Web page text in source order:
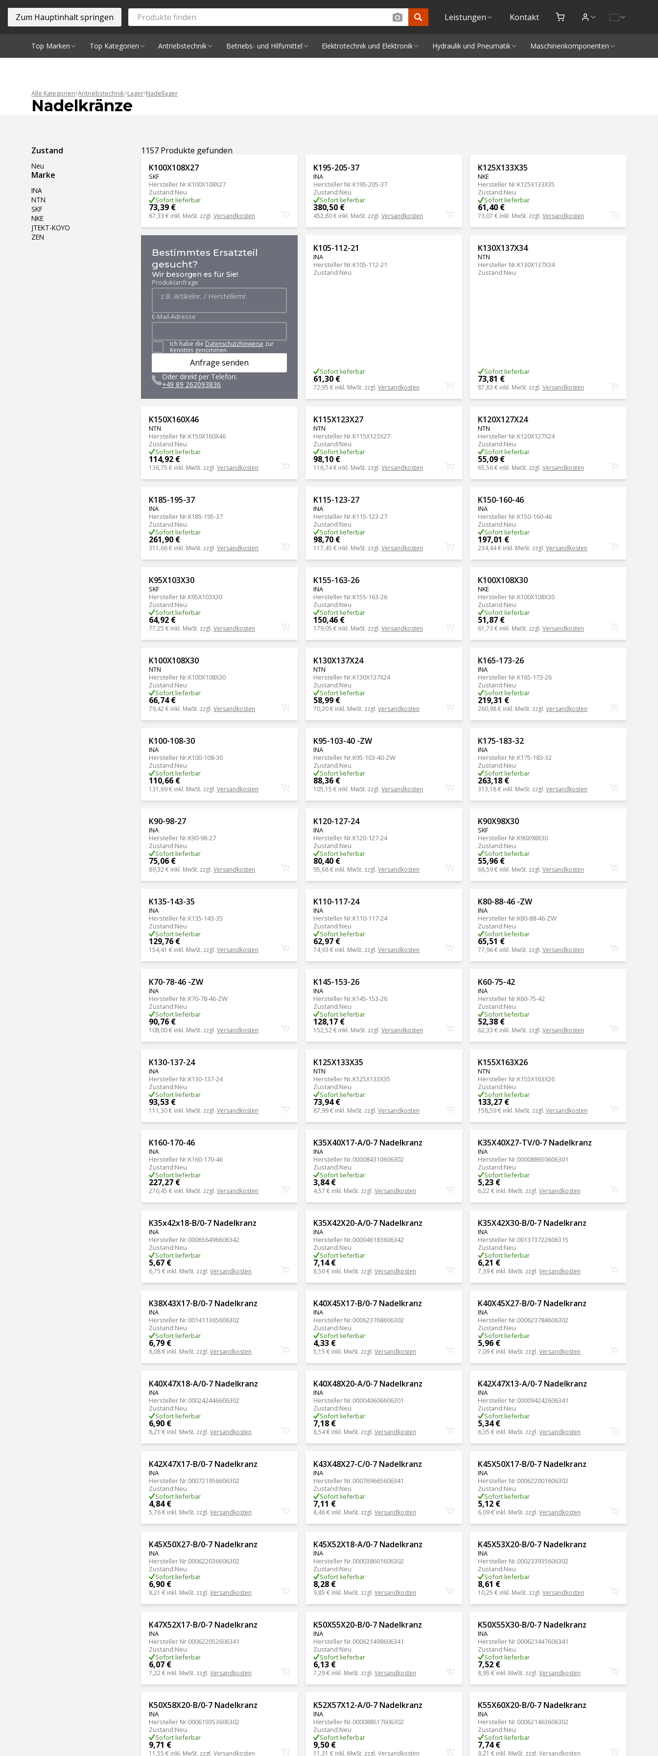
Zum Hauptinhalt springen Leistungen Kontakt
Top Marken Top Kategorien Antriebstechnik Betriebs- und Hilfsmittel Elektrotechnik und Elektronik Hydraulik und Pneumatik Maschinenkomponenten
Alle Kategorien Antriebstechnik Lager Nadellager
Nadelkränze
Ergebnisse filtern
Zustand
Neu
Marke
INA
NTN
SKF
NKE
JTEKT-KOYO
ZEN
1157 Produkte gefunden
K100X108X27
SKF
Hersteller Nr.K100X108X27
Zustand:Neu
Sofort lieferbar
73,39 €
87,33 € inkl. MwSt. zzgl. Versandkosten
K195-205-37
INA
Hersteller Nr.K195-205-37
Zustand:Neu
Sofort lieferbar
380,50 €
452,80 € inkl. MwSt. zzgl. Versandkosten
K125X133X35
NKE
Hersteller Nr.K125X133X35
Zustand:Neu
Sofort lieferbar
61,40 €
73,07 € inkl. MwSt. zzgl. Versandkosten
Bestimmtes Ersatzteil
gesucht?
Wir besorgen es für Sie!
Produktanfrage
E-Mail-Adresse
Ich habe die Datenschutzhinweise zur
Kenntnis genommen.
Anfrage senden
Oder direkt per Telefon:
+49 89 262093836
K105-112-21
INA
Hersteller Nr.K105-112-21
Zustand:Neu
Sofort lieferbar
61,30 €
72,95 € inkl. MwSt. zzgl. Versandkosten
K130X137X34
NTN
Hersteller Nr.K130X137X34
Zustand:Neu
Sofort lieferbar
73,81 €
87,83 € inkl. MwSt. zzgl. Versandkosten
K150X160X46
NTN
Hersteller Nr.K150X160X46
Zustand:Neu
Sofort lieferbar
114,92 €
136,75 € inkl. MwSt. zzgl. Versandkosten
K115X123X27
NTN
Hersteller Nr.K115X123X27
Zustand:Neu
Sofort lieferbar
98,10 €
116,74 € inkl. MwSt. zzgl. Versandkosten
K120X127X24
NTN
Hersteller Nr.K120X127X24
Zustand:Neu
Sofort lieferbar
55,09 €
65,56 € inkl. MwSt. zzgl. Versandkosten
K185-195-37
INA
Hersteller Nr.K185-195-37
Zustand:Neu
Sofort lieferbar
261,90 €
311,66 € inkl. MwSt. zzgl. Versandkosten
K115-123-27
INA
Hersteller Nr.K115-123-27
Zustand:Neu
Sofort lieferbar
98,70 €
117,45 € inkl. MwSt. zzgl. Versandkosten
K150-160-46
INA
Hersteller Nr.K150-160-46
Zustand:Neu
Sofort lieferbar
197,01 €
234,44 € inkl. MwSt. zzgl. Versandkosten
K95X103X30
SKF
Hersteller Nr.K95X103X30
Zustand:Neu
Sofort lieferbar
64,92 €
77,25 € inkl. MwSt. zzgl. Versandkosten
K155-163-26
INA
Hersteller Nr.K155-163-26
Zustand:Neu
Sofort lieferbar
150,46 €
179,05 € inkl. MwSt. zzgl. Versandkosten
K100X108X30
NKE
Hersteller Nr.K100X108X30
Zustand:Neu
Sofort lieferbar
51,87 €
61,73 € inkl. MwSt. zzgl. Versandkosten
K100X108X30
NTN
Hersteller Nr.K100X108X30
Zustand:Neu
Sofort lieferbar
66,74 €
79,42 € inkl. MwSt. zzgl. Versandkosten
K130X137X24
NTN
Hersteller Nr.K130X137X24
Zustand:Neu
Sofort lieferbar
58,99 €
70,20 € inkl. MwSt. zzgl. Versandkosten
K165-173-26
INA
Hersteller Nr.K165-173-26
Zustand:Neu
Sofort lieferbar
219,31 €
260,98 € inkl. MwSt. zzgl. Versandkosten
K100-108-30
INA
Hersteller Nr.K100-108-30
Zustand:Neu
Sofort lieferbar
110,66 €
131,69 € inkl. MwSt. zzgl. Versandkosten
K95-103-40 -ZW
INA
Hersteller Nr.K95-103-40-ZW
Zustand:Neu
Sofort lieferbar
88,36 €
105,15 € inkl. MwSt. zzgl. Versandkosten
K175-183-32
INA
Hersteller Nr.K175-183-32
Zustand:Neu
Sofort lieferbar
263,18 €
313,18 € inkl. MwSt. zzgl. Versandkosten
K90-98-27
INA
Hersteller Nr.K90-98-27
Zustand:Neu
Sofort lieferbar
75,06 €
89,32 € inkl. MwSt. zzgl. Versandkosten
K120-127-24
INA
Hersteller Nr.K120-127-24
Zustand:Neu
Sofort lieferbar
80,40 €
95,68 € inkl. MwSt. zzgl. Versandkosten
K90X98X30
SKF
Hersteller Nr.K90X98X30
Zustand:Neu
Sofort lieferbar
55,96 €
66,59 € inkl. MwSt. zzgl. Versandkosten
K135-143-35
INA
Hersteller Nr.K135-143-35
Zustand:Neu
Sofort lieferbar
129,76 €
154,41 € inkl. MwSt. zzgl. Versandkosten
K110-117-24
INA
Hersteller Nr.K110-117-24
Zustand:Neu
Sofort lieferbar
62,97 €
74,93 € inkl. MwSt. zzgl. Versandkosten
K80-88-46 -ZW
INA
Hersteller Nr.K80-88-46-ZW
Zustand:Neu
Sofort lieferbar
65,51 €
77,96 € inkl. MwSt. zzgl. Versandkosten
K70-78-46 -ZW
INA
Hersteller Nr.K70-78-46-ZW
Zustand:Neu
Sofort lieferbar
90,76 €
108,00 € inkl. MwSt. zzgl. Versandkosten
K145-153-26
INA
Hersteller Nr.K145-153-26
Zustand:Neu
Sofort lieferbar
128,17 €
152,52 € inkl. MwSt. zzgl. Versandkosten
K60-75-42
INA
Hersteller Nr.K60-75-42
Zustand:Neu
Sofort lieferbar
52,38 €
62,33 € inkl. MwSt. zzgl. Versandkosten
K130-137-24
INA
Hersteller Nr.K130-137-24
Zustand:Neu
Sofort lieferbar
93,53 €
111,30 € inkl. MwSt. zzgl. Versandkosten
K125X133X35
NTN
Hersteller Nr.K125X133X35
Zustand:Neu
Sofort lieferbar
73,94 €
87,99 € inkl. MwSt. zzgl. Versandkosten
K155X163X26
NTN
Hersteller Nr.K155X163X26
Zustand:Neu
Sofort lieferbar
133,27 €
158,59 € inkl. MwSt. zzgl. Versandkosten
K160-170-46
INA
Hersteller Nr.K160-170-46
Zustand:Neu
Sofort lieferbar
227,27 €
270,45 € inkl. MwSt. zzgl. Versandkosten
K35X40X17-A/0-7 Nadelkranz
INA
Hersteller Nr.000084310606302
Zustand:Neu
Sofort lieferbar
3,84 €
4,57 € inkl. MwSt. zzgl. Versandkosten
K35X40X27-TV/0-7 Nadelkranz
INA
Hersteller Nr.000088650606301
Zustand:Neu
Sofort lieferbar
5,23 €
6,22 € inkl. MwSt. zzgl. Versandkosten
K35x42x18-B/0-7 Nadelkranz
INA
Hersteller Nr.000656496606342
Zustand:Neu
Sofort lieferbar
5,67 €
6,75 € inkl. MwSt. zzgl. Versandkosten
K35X42X20-A/0-7 Nadelkranz
INA
Hersteller Nr.000046183606342
Zustand:Neu
Sofort lieferbar
7,14 €
8,50 € inkl. MwSt. zzgl. Versandkosten
K35X42X30-B/0-7 Nadelkranz
INA
Hersteller Nr.001373722606315
Zustand:Neu
Sofort lieferbar
6,21 €
7,39 € inkl. MwSt. zzgl. Versandkosten
K38X43X17-B/0-7 Nadelkranz
INA
Hersteller Nr.001411365606302
Zustand:Neu
Sofort lieferbar
6,79 €
8,08 € inkl. MwSt. zzgl. Versandkosten
K40X45X17-B/0-7 Nadelkranz
INA
Hersteller Nr.000623768606302
Zustand:Neu
Sofort lieferbar
4,33 €
5,15 € inkl. MwSt. zzgl. Versandkosten
K40X45X27-B/0-7 Nadelkranz
INA
Hersteller Nr.000623784606302
Zustand:Neu
Sofort lieferbar
5,96 €
7,09 € inkl. MwSt. zzgl. Versandkosten
K40X47X18-A/0-7 Nadelkranz
INA
Hersteller Nr.000242446606302
Zustand:Neu
Sofort lieferbar
6,90 €
8,21 € inkl. MwSt. zzgl. Versandkosten
K40X48X20-A/0-7 Nadelkranz
INA
Hersteller Nr.000040606606301
Zustand:Neu
Sofort lieferbar
7,18 €
8,54 € inkl. MwSt. zzgl. Versandkosten
K42X47X13-A/0-7 Nadelkranz
INA
Hersteller Nr.000094242606341
Zustand:Neu
Sofort lieferbar
5,34 €
6,35 € inkl. MwSt. zzgl. Versandkosten
K42X47X17-B/0-7 Nadelkranz
INA
Hersteller Nr.000721956606302
Zustand:Neu
Sofort lieferbar
4,84 €
5,76 € inkl. MwSt. zzgl. Versandkosten
K43X48X27-C/0-7 Nadelkranz
INA
Hersteller Nr.000769665606341
Zustand:Neu
Sofort lieferbar
7,11 €
8,46 € inkl. MwSt. zzgl. Versandkosten
K45X50X17-B/0-7 Nadelkranz
INA
Hersteller Nr.000622001606302
Zustand:Neu
Sofort lieferbar
5,12 €
6,09 € inkl. MwSt. zzgl. Versandkosten
K45X50X27-B/0-7 Nadelkranz
INA
Hersteller Nr.000622036606302
Zustand:Neu
Sofort lieferbar
6,90 €
8,21 € inkl. MwSt. zzgl. Versandkosten
K45X52X18-A/0-7 Nadelkranz
INA
Hersteller Nr.000038601606302
Zustand:Neu
Sofort lieferbar
8,28 €
9,85 € inkl. MwSt. zzgl. Versandkosten
K45X53X20-B/0-7 Nadelkranz
INA
Hersteller Nr.000233935606302
Zustand:Neu
Sofort lieferbar
8,61 €
10,25 € inkl. MwSt. zzgl. Versandkosten
K47X52X17-B/0-7 Nadelkranz
INA
Hersteller Nr.000622052606341
Zustand:Neu
Sofort lieferbar
6,07 €
7,22 € inkl. MwSt. zzgl. Versandkosten
K50X55X20-B/0-7 Nadelkranz
INA
Hersteller Nr.000621498606341
Zustand:Neu
Sofort lieferbar
6,13 €
7,29 € inkl. MwSt. zzgl. Versandkosten
K50X55X30-B/0-7 Nadelkranz
INA
Hersteller Nr.000621447606341
Zustand:Neu
Sofort lieferbar
7,52 €
8,95 € inkl. MwSt. zzgl. Versandkosten
K50X58X20-B/0-7 Nadelkranz
INA
Hersteller Nr.000619353606302
Zustand:Neu
Sofort lieferbar
9,71 €
11,55 € inkl. MwSt. zzgl. Versandkosten
K52X57X12-A/0-7 Nadelkranz
INA
Hersteller Nr.000088617606302
Zustand:Neu
Sofort lieferbar
9,50 €
11,31 € inkl. MwSt. zzgl. Versandkosten
K55X60X20-B/0-7 Nadelkranz
INA
Hersteller Nr.000621463606302
Zustand:Neu
Sofort lieferbar
7,74 €
9,21 € inkl. MwSt. zzgl. Versandkosten